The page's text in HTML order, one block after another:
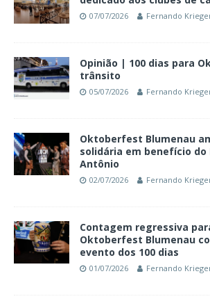
07/07/2026 Fernando
Opinião | 100 dias para
trânsito
05/07/2026 Fernando
Oktoberfest Blumenau
solidária em benefício do
Antônio
02/07/2026 Fernando
Contagem regressiva
Oktoberfest Blumenau
evento dos 100 dias
01/07/2026 Fernando